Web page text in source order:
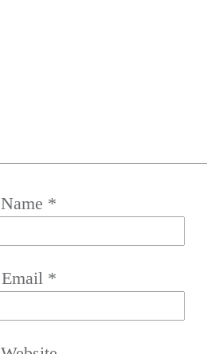
Name *
Email *